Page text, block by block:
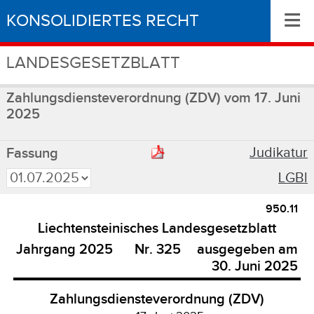
KONSOLIDIERTES RECHT
LANDESGESETZBLATT
≡
Zahlungsdiensteverordnung (ZDV) vom 17. Juni
2025
Fassung
Judikatur
LGBl